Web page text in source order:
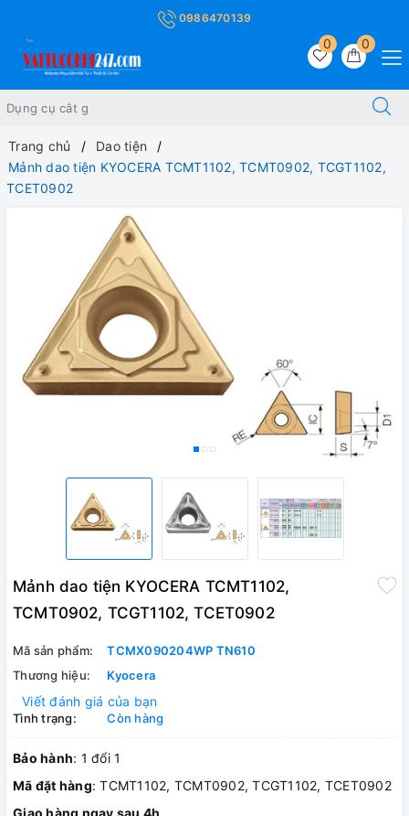
0986470139
0
0
Trang chủ
Dao tiện
Mảnh dao tiện KYOCERA TCMT1102, TCMT0902, TCGT1102,
TCET0902
Mảnh dao tiện KYOCERA TCMT1102,
TCMT0902, TCGT1102, TCET0902
Mã sản phẩm:
TCMX090204WP TN610
Thương hiệu:
Kyocera
Viết đánh giá của bạn
Tình trạng: Còn hàng
Bảo hành: 1 đổi 1
Mã đặt hàng: TCMT1102, TCMT0902, TCGT1102, TCET0902
Giao hàng ngay sau 4h